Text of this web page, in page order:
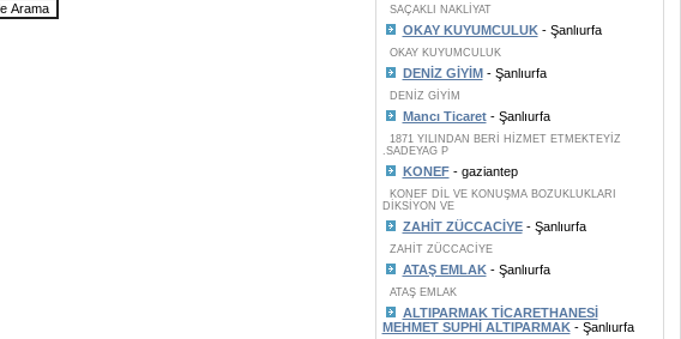
SAÇAKLI NAKLİYAT
OKAY KUYUMCULUK- Şanlıurfa
OKAY KUYUMCULUK
DENİZ GİYİM- Şanlıurfa
DENİZ GİYİM
Mancı Ticaret- Şanlıurfa
1871 YILINDAN BERİ HİZMET ETMEKTEYİZ
.SADEYAG P
KONEF- gaziantep
KONEF DİL VE KONUŞMA BOZUKLUKLARI
DİKSİYON VE
ZAHİT ZÜCCACİYE- Şanlıurfa
ZAHİT ZÜCCACİYE
ATAŞ EMLAK- Şanlıurfa
ATAŞ EMLAK
ALTIPARMAK TİCARETHANESİ
MEHMET SUPHİ ALTIPARMAK- Şanlıurfa